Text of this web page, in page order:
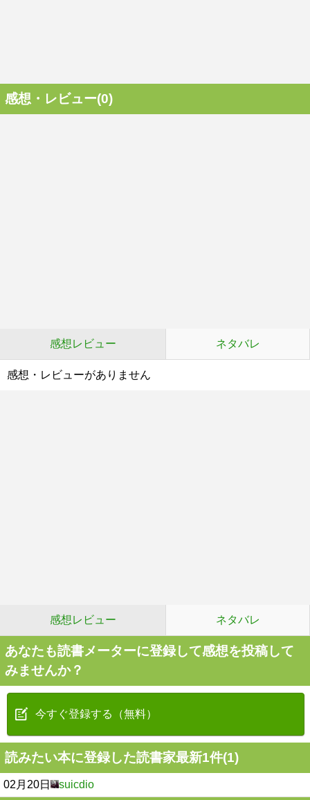
感想・レビュー(0)
感想レビュー ネタバレ
感想・レビューがありません
感想レビュー ネタバレ
あなたも読書メーターに登録して感想を投稿して
みませんか？
今すぐ登録する（無料）
読みたい本に登録した読書家最新1件(1)
02月20日 suicdio